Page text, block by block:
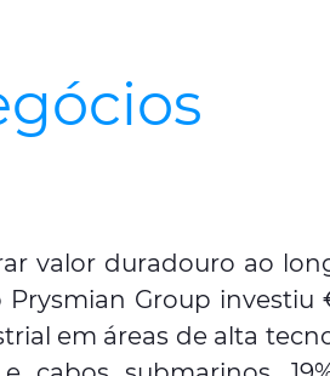
valor duradouro ao
Group investiu
em áreas de alta